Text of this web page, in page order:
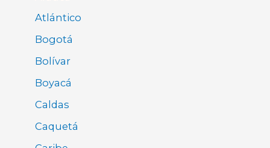
Atlántico
Bogotá
Bolívar
Boyacá
Caldas
Caquetá